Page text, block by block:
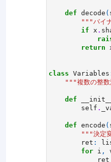
def decode (
"""バイ
if
x .
return
class Variables
"""複数の整数
def __init__
self .
def encode (
"""決定
ret :
for i ,
ret